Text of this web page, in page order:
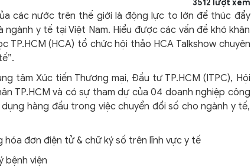
3512 lượt xem
các nước trên thế giới là động lực to lớn để thúc đẩy
y tế tại Việt Nam. Hiểu được các vấn đề khó khăn
TP.HCM (HCA) tổ chức hội thảo HCA Talkshow chuyên
tâm Xúc tiến Thương mại, Đầu tư TP.HCM (ITPC), Hội
TP.HCM và có sự tham dự của 04 doanh nghiệp công
hàng đầu trong việc chuyển đổi số cho ngành y tế,
hóa đơn điện tử & chữ ký số trên lĩnh vực y tế
bệnh viện